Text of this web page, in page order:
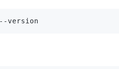
version